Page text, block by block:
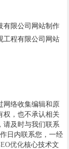
有限公司网站制作
工程有限公司网站
网络收集编辑和原
权，也不承认相关
请及时与我们联系
日内联系您，一经
优化核心技术文